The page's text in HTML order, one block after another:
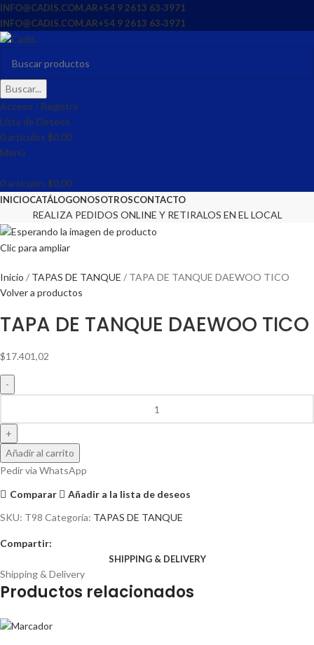
INFO@CADIS.COM.AR‪+54 9 2613 63‑3971‬
INFO@CADIS.COM.AR‪+54 9 2613 63‑3971‬
Buscar...
Acceso / Registro
Lista de Deseos
0artículos $0,00
Menú
0artículos $0,00
INICIOCATÁLOGONOSOTROSCONTACTO
REALIZA PEDIDOS ONLINE Y RETIRALOS EN EL LOCAL
Clic para ampliar
Inicio TAPAS DE TANQUE
TAPA DE TANQUE DAEWOO TICO
Volver a productos
TAPA DE TANQUE DAEWOO TICO
$17.401,02
Añadir al carrito
Pedir via WhatsApp
Comparar
Añadir a la lista de deseos
SKU: T98 Categoría: TAPAS DE TANQUE
Compartir:
SHIPPING & DELIVERY
Shipping & Delivery
Productos relacionados